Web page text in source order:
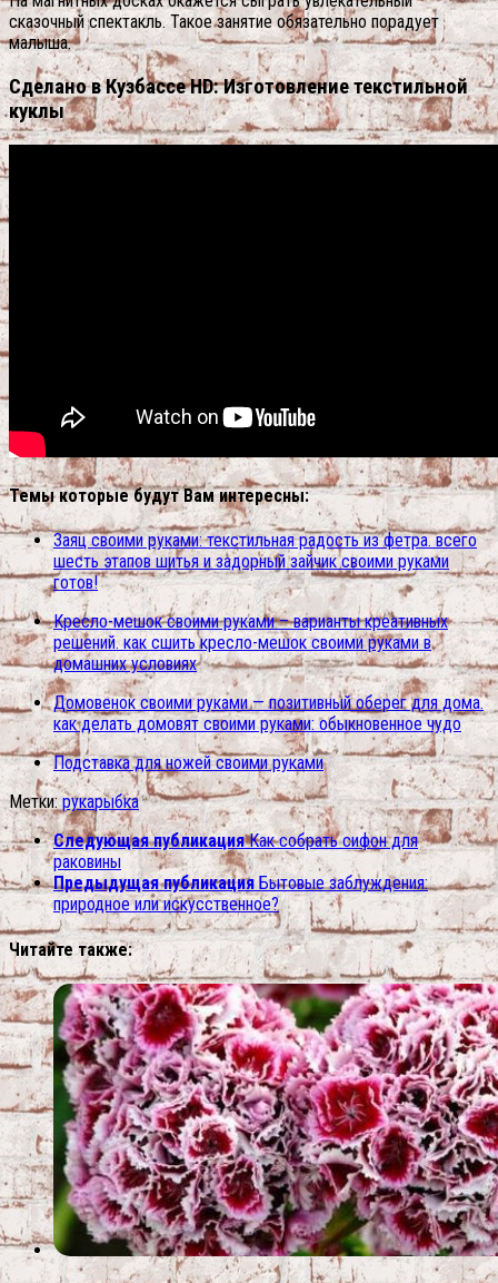
сказочный спектакль. Такое занятие обязательно порадует
малыша.
Сделано в Кузбассе HD: Изготовление текстильной
куклы
Темы которые будут Вам интересны:
Заяц своими руками: текстильная радость из фетра. всего
шесть этапов шитья и задорный зайчик своими руками
готов!
Кресло-мешок своими руками – варианты креативных
решений. как сшить кресло-мешок своими руками в
домашних условиях
Домовенок своими руками — позитивный оберег для дома.
как делать домовят своими руками: обыкновенное чудо
Подставка для ножей своими руками
Метки: рукарыбка
Следующая публикация Как собрать сифон для
раковины
Предыдущая публикация Бытовые заблуждения:
природное или искусственное?
Читайте также: